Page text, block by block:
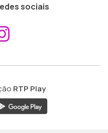
sociais
ao
RTP Play